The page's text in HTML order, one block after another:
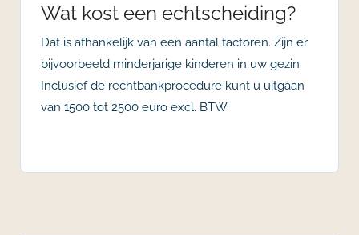
Wat kost een echtscheiding?
Dat is afhankelijk van een aantal factoren. Zijn er
bijvoorbeeld minderjarige kinderen in uw gezin.
Inclusief de rechtbankprocedure kunt u uitgaan
van 1500 tot 2500 euro excl. BTW.